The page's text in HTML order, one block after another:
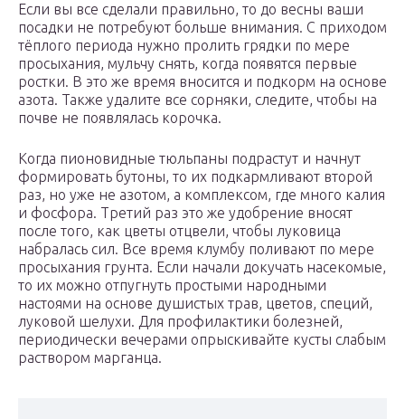
Если вы все сделали правильно, то до весны ваши
посадки не потребуют больше внимания. С приходом
тёплого периода нужно пролить грядки по мере
просыхания, мульчу снять, когда появятся первые
ростки. В это же время вносится и подкорм на основе
азота. Также удалите все сорняки, следите, чтобы на
почве не появлялась корочка.
Когда пионовидные тюльпаны подрастут и начнут
формировать бутоны, то их подкармливают второй
раз, но уже не азотом, а комплексом, где много калия
и фосфора. Третий раз это же удобрение вносят
после того, как цветы отцвели, чтобы луковица
набралась сил. Все время клумбу поливают по мере
просыхания грунта. Если начали докучать насекомые,
то их можно отпугнуть простыми народными
настоями на основе душистых трав, цветов, специй,
луковой шелухи. Для профилактики болезней,
периодически вечерами опрыскивайте кусты слабым
раствором марганца.